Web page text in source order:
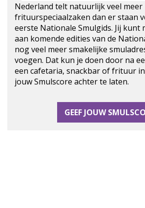
Nederland telt natuurlijk veel meer
frituurspeciaalzaken dan er staan
eerste Nationale Smulgids. Jij kunt
aan komende edities van de
nog veel meer smakelijke
voegen. Dat kun je doen door na
een cafetaria, snackbar of frituur
jouw Smulscore achter te laten.
GEEF JOUW